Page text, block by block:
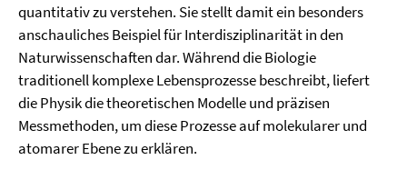
quantitativ zu verstehen. Sie stellt damit ein besonders
anschauliches Beispiel für Interdisziplinarität in den
Naturwissenschaften dar. Während die Biologie
traditionell komplexe Lebensprozesse beschreibt, liefert
die Physik die theoretischen Modelle und präzisen
Messmethoden, um diese Prozesse auf molekularer und
atomarer Ebene zu erklären.